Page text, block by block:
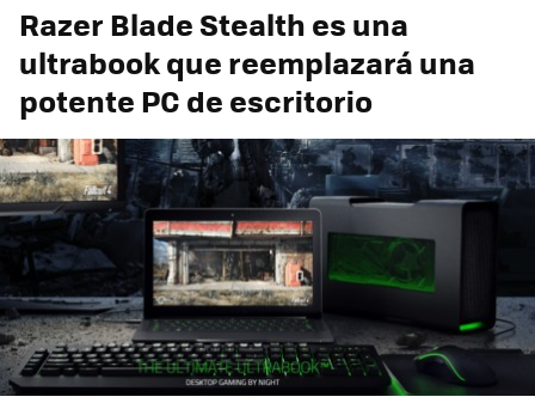
Razer Blade Stealth es una
ultrabook que reemplazará una
potente PC de escritorio